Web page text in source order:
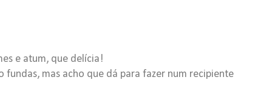
e atum, que delícia!
fundas, mas acho que dá para fazer num recipiente